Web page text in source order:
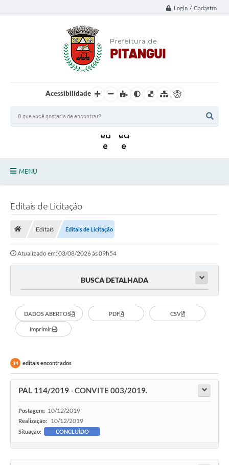
Login / Cadastro
Acessibilidade
MENU
Contratos
Arquivos
Lei Paulo Gustavo
Lei Aldir Blanc
Serviços
Política de Privacidade
Parcerias OSC
Transparência
A Nossa Cidade
Editais de Licitação
Editais Editais de Licitação
Atualizado em: 03/08/2026 às 09h54
BUSCA DETALHADA
DADOS ABERTOS PDF CSV
Imprimir
34 editais encontrados
PAL 114/2019 - CONVITE 003/2019.
Postagem: 10/12/2019
Realização: 10/12/2019
Situação: CONCLUÍDO